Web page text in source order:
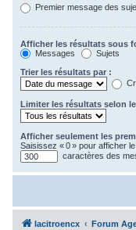
Premier message des
Afficher les résultats sous
Messages
Sujets
Trier les résultats par :
Limiter les résultats selon
Afficher seulement les
Saisissez « 0 » pour afficher
caractères des
lacitroencx Forum